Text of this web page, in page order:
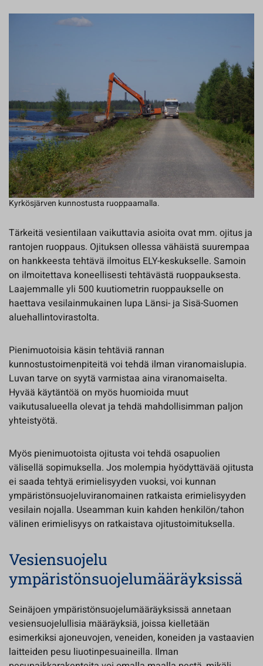
Kyrkösjärven kunnostusta ruoppaamalla.
Tärkeitä vesientilaan vaikuttavia asioita ovat mm. ojitus ja
rantojen ruoppaus. Ojituksen ollessa vähäistä suurempaa
on hankkeesta tehtävä ilmoitus ELY-keskukselle. Samoin
on ilmoitettava koneellisesti tehtävästä ruoppauksesta.
Laajemmalle yli 500 kuutiometrin ruoppaukselle on
haettava vesilainmukainen lupa Länsi- ja Sisä-Suomen
aluehallintovirastolta.
Pienimuotoisia käsin tehtäviä rannan
kunnostustoimenpiteitä voi tehdä ilman viranomaislupia.
Luvan tarve on syytä varmistaa aina viranomaiselta.
Hyvää käytäntöä on myös huomioida muut
vaikutusalueella olevat ja tehdä mahdollisimman paljon
yhteistyötä.
Myös pienimuotoista ojitusta voi tehdä osapuolien
välisellä sopimuksella. Jos molempia hyödyttävää ojitusta
ei saada tehtyä erimielisyyden vuoksi, voi kunnan
ympäristönsuojeluviranomainen ratkaista erimielisyyden
vesilain nojalla. Useamman kuin kahden henkilön/tahon
välinen erimielisyys on ratkaistava ojitustoimituksella.
Vesiensuojelu
ympäristönsuojelumääräyksissä
Seinäjoen ympäristönsuojelumääräyksissä annetaan
vesiensuojelullisia määräyksiä, joissa kielletään
esimerkiksi ajoneuvojen, veneiden, koneiden ja vastaavien
laitteiden pesu liuotinpesuaineilla. Ilman